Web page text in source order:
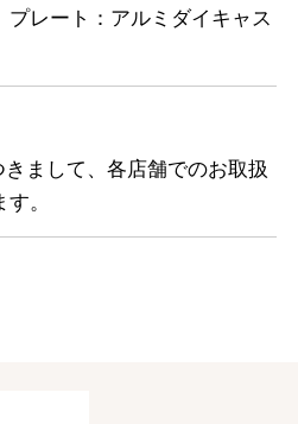
レート：アルミダイキャス
まして、各店舗でのお取扱
。